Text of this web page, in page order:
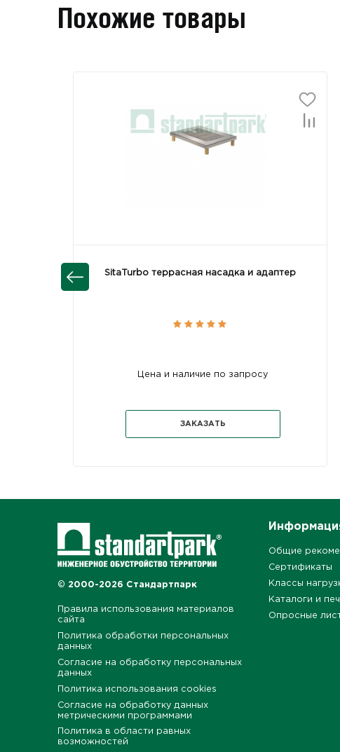
Похожие товары
SitaTurbo террасная насадка и адаптер
Цена и наличие по запросу
ЗАКАЗАТЬ
© 2000-2026 Стандартпарк
Правила использования материалов
сайта
Политика обработки персональных
данных
Согласие на обработку персональных
данных
Политика использования cookies
Согласие на обработку данных
метрическими программами
Политика в области равных
возможностей
Общие
Сертификаты
Классы
Каталоги и
Опросные